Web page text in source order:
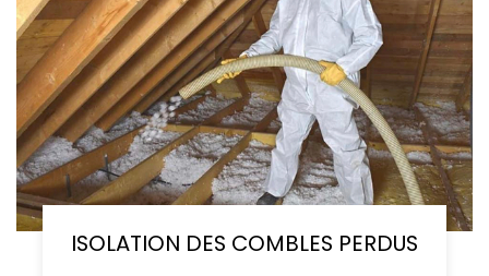
ISOLATION DES COMBLES PERDUS